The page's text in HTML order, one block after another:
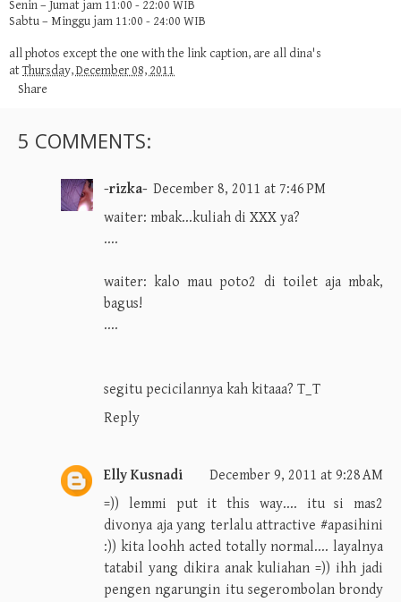
Senin – Jumat jam 11:00 - 22:00 WIB
Sabtu – Minggu jam 11:00 - 24:00 WIB
all photos except the one with the link caption, are all dina's
atThursday, December 08, 2011
Share
5 COMMENTS:
-rizka- December 8, 2011 at 7:46 PM
waiter: mbak...kuliah di XXX ya?
....
waiter: kalo mau poto2 di toilet aja mbak,
bagus!
....
segitu pecicilannya kah kitaaa? T_T
Reply
Elly Kusnadi
December 9, 2011 at 9:28 AM
=)) lemmi put it this way.... itu si mas2
divonya aja yang terlalu attractive #apasihini
:)) kita loohh acted totally normal.... layalnya
tatabil yang dikira anak kuliahan =)) ihh jadi
pengen ngarungin itu segerombolan brondy